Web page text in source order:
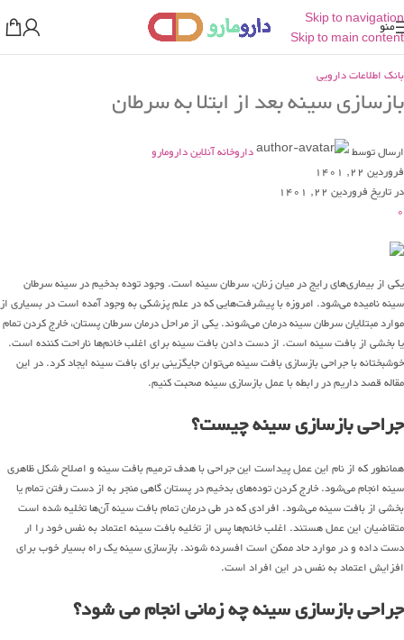
Skip to navigation
Skip to main content
منو
بانک اطلاعات دارویی
بازسازی سینه بعد از ابتلا به سرطان
ارسال توسط
داروخانه آنلاین دارومارو
فروردین 22, 1401
در تاریخ فروردین 22, 1401
0
یکی از بیماری‌های رایج در میان زنان، سرطان سینه است. وجود توده بدخیم در سینه سرطان
سینه نامیده می‌شود. امروزه با پیشرفت‌هایی که در علم پزشکی به وجود آمده است در بسیاری از
موارد مبتلایان سرطان سینه درمان می‌شوند. یکی از مراحل درمان سرطان پستان، خارج کردن تمام
یا بخشی از بافت سینه است. از دست دادن بافت سینه برای اغلب خانم‌ها ناراحت کننده است.
خوشبختانه با جراحی بازسازی بافت سینه می‌توان جایگزینی برای بافت سینه ایجاد کرد. در این
مقاله قصد داریم در رابطه با عمل بازسازی سینه صحبت کنیم.
جراحی بازسازی سینه چیست؟
همانطور که از نام این عمل پیداست این جراحی با هدف ترمیم بافت سینه و اصلاح شکل ظاهری
سینه انجام می‌شود. خارج کردن توده‌های بدخیم در پستان گاهی منجر به از دست رفتن تمام یا
بخشی از بافت سینه می‌شود. افرادی که در طی درمان تمام بافت سینه آن‌ها تخلیه شده است
متقاضیان این عمل هستند. اغلب خانم‌ها پس از تخلیه بافت سینه اعتماد به نفس خود را ار
دست داده و در موارد حاد ممکن است افسرده شوند. بازسازی سینه یک راه بسیار خوب برای
افزایش اعتماد به نفس در این افراد است.
جراحی بازسازی سینه چه زمانی انجام می‌ شود؟